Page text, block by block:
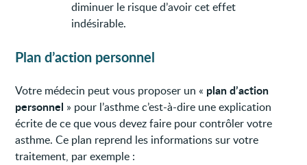
diminuer le risque d’avoir cet effet
indésirable.
Plan d’action personnel
Votre médecin peut vous proposer un « plan d’action
personnel » pour l’asthme c’est-à-dire une explication
écrite de ce que vous devez faire pour contrôler votre
asthme. Ce plan reprend les informations sur votre
traitement, par exemple :